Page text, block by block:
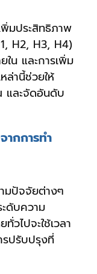
พิ่มประสิทธิภาพ
H2, H3, H4)
ใน และการเพิ่ม
ล่านี้ช่วยให้
และจัดอันดับ
ากการทำ
มปัจจัยต่างๆ
ดับความ
วไปจะใช้เวลา
ปรับปรุงที่